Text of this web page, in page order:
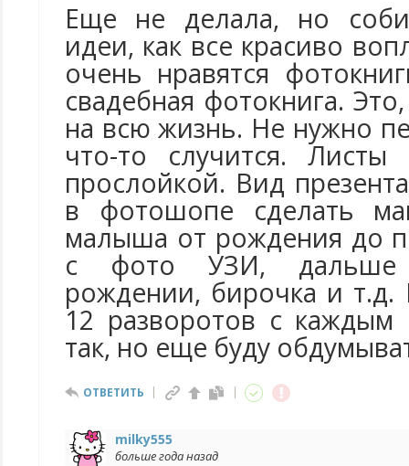
Еще не делала, но
идеи, как все красиво
очень нравятся
свадебная фотокнига.
на всю жизнь. Не нужно
что-то случится.
прослойкой. Вид
в фотошопе сделать
малыша от рождения до
с фото УЗИ, дальше
рождении, бирочка и т.д.
12 разворотов с
так, но еще буду
ОТВЕТИТЬ
milky555
больше года назад